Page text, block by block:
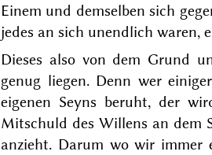
Einem und demselben sich
jedes an sich unendlich waren,
Dieses also von dem Grund
genug liegen. Denn wer
eigenen Seyns beruht, der
Mitschuld des Willens an dem
anzieht. Darum wo wir immer